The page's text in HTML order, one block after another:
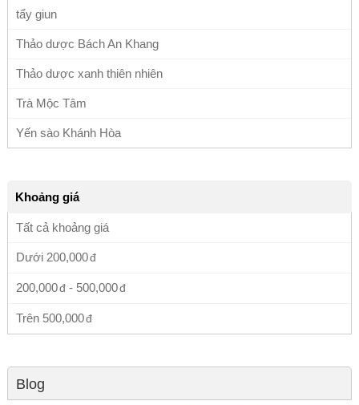
tẩy giun
Thảo dược Bách An Khang
Thảo dược xanh thiên nhiên
Trà Mộc Tâm
Yến sào Khánh Hòa
Khoảng giá
Tất cả khoảng giá
Dưới 200,000
200,000 - 500,000
Trên 500,000
Blog